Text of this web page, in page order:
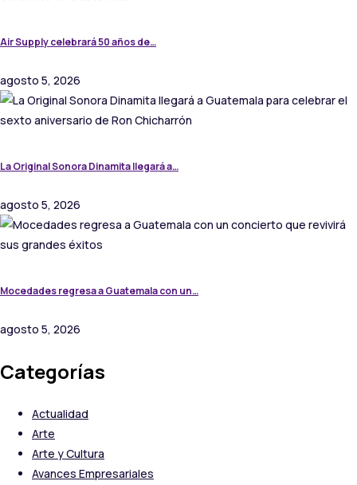
Air Supply celebrará 50 años de…
agosto 5, 2026
La Original Sonora Dinamita llegará a…
agosto 5, 2026
Mocedades regresa a Guatemala con un…
agosto 5, 2026
Categorías
Actualidad
Arte
Arte y Cultura
Avances Empresariales